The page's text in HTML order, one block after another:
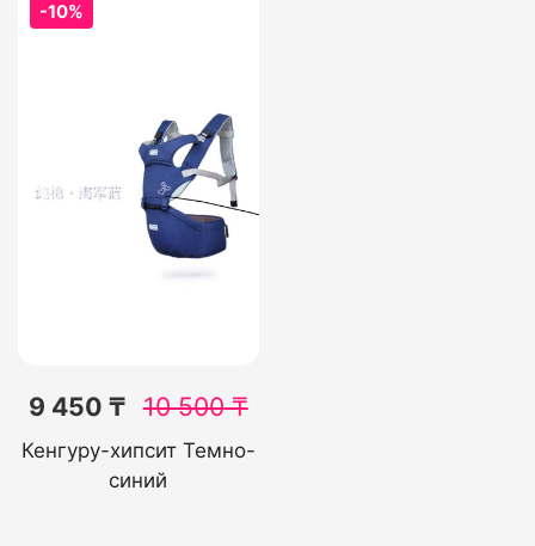
-10%
9 450 ₸ 10 500₸
Кенгуру-хипсит Темно-
синий